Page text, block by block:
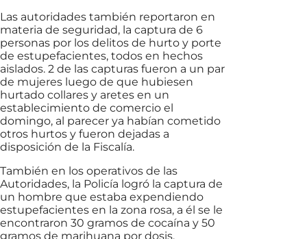
Las autoridades también reportaron en
materia de seguridad, la captura de 6
personas por los delitos de hurto y porte
de estupefacientes, todos en hechos
aislados. 2 de las capturas fueron a un par
de mujeres luego de que hubiesen
hurtado collares y aretes en un
establecimiento de comercio el
domingo, al parecer ya habían cometido
otros hurtos y fueron dejadas a
disposición de la Fiscalía.
También en los operativos de las
Autoridades, la Policía logró la captura de
un hombre que estaba expendiendo
estupefacientes en la zona rosa, a él se le
encontraron 30 gramos de cocaína y 50
gramos de marihuana por dosis.